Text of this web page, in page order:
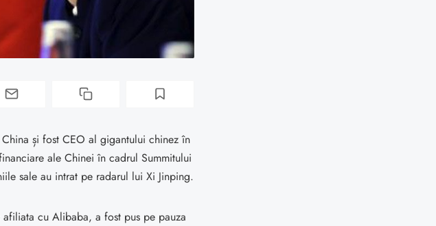
și fost CEO al gigantului chinez în
ale Chinei în cadrul Summitului
sale au intrat pe radarul lui Xi Jinping.
cu Alibaba, a fost pus pe pauza